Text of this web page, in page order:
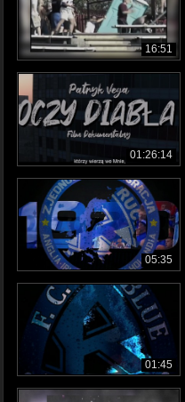
16:51
01:26:14
05:35
01:45